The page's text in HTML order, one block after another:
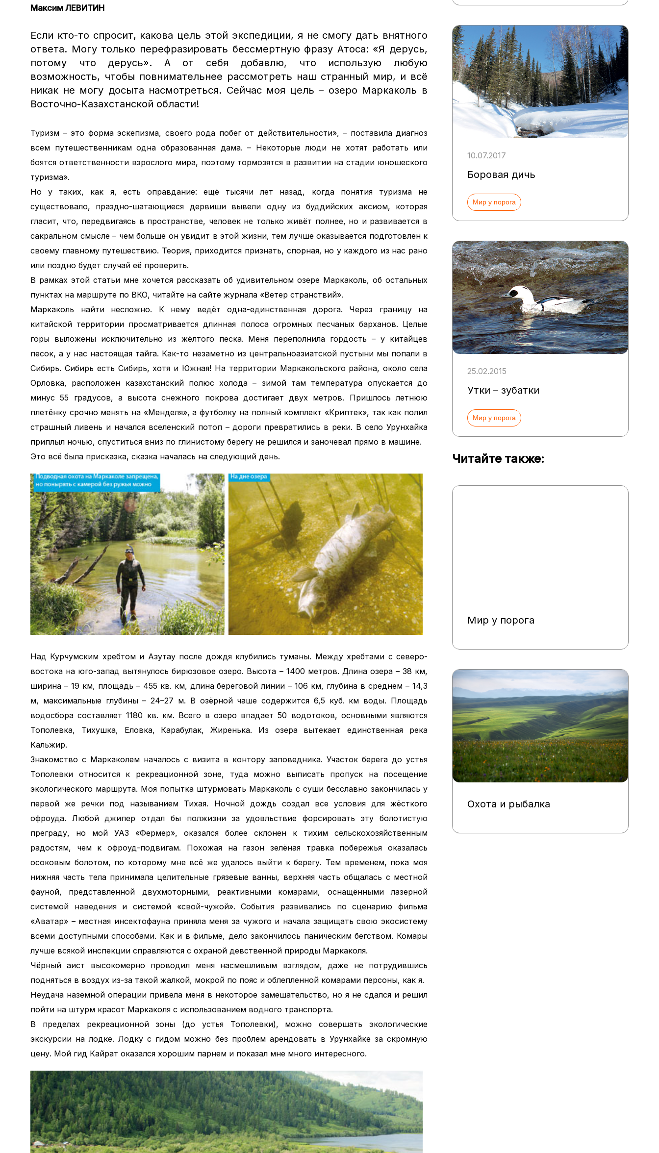
Максим ЛЕВИТИН
Если кто-то спросит, какова цель этой экспедиции, я не смогу дать внятного
ответа. Могу только перефразировать бессмертную фразу Атоса: «Я дерусь,
потому что дерусь». А от себя добавлю, что использую любую
возможность, чтобы повнимательнее рассмотреть наш странный мир, и всё
никак не могу досыта насмотреться. Сейчас моя цель – озеро Маркаколь в
Восточно-Казахстанской области!
Туризм – это форма эскепизма, своего рода побег от действительности», – поставила диагноз
всем путешественникам одна образованная дама. – Некоторые люди не хотят работать или
боятся ответственности взрослого мира, поэтому тормозятся в развитии на стадии юношеского
туризма».
Но у таких, как я, есть оправдание: ещё тысячи лет назад, когда понятия туризма не
существовало, праздно-шатающиеся дервиши вывели одну из буддийских аксиом, которая
гласит, что, передвигаясь в пространстве, человек не только живёт полнее, но и развивается в
сакральном смысле – чем больше он увидит в этой жизни, тем лучше оказывается подготовлен к
своему главному путешествию. Теория, приходится признать, спорная, но у каждого из нас рано
или поздно будет случай её проверить.
В рамках этой статьи мне хочется рассказать об удивительном озере Маркаколь, об остальных
пунктах на маршруте по ВКО, читайте на сайте журнала «Ветер странствий».
Маркаколь найти несложно. К нему ведёт одна-единственная дорога. Через границу на
китайской территории просматривается длинная полоса огромных песчаных барханов. Целые
горы выложены исключительно из жёлтого песка. Меня переполнила гордость – у китайцев
песок, а у нас настоящая тайга. Как-то незаметно из центральноазиатской пустыни мы попали в
Сибирь. Сибирь есть Сибирь, хотя и Южная! На территории Маркакольского района, около села
Орловка, расположен казахстанский полюс холода – зимой там температура опускается до
минус 55 градусов, а высота снежного покрова достигает двух метров. Пришлось летнюю
плетёнку срочно менять на «Менделя», а футболку на полный комплект «Криптек», так как полил
страшный ливень и начался вселенский потоп – дороги превратились в реки. В село Урунхайка
приплыл ночью, спуститься вниз по глинистому берегу не решился и заночевал прямо в машине.
Это всё была присказка, сказка началась на следующий день.
Над Курчумским хребтом и Азутау после дождя клубились туманы. Между хребтами с северо-
востока на юго-запад вытянулось бирюзовое озеро. Высота – 1400 метров. Длина озера – 38 км,
ширина – 19 км, площадь – 455 кв. км, длина береговой линии – 106 км, глубина в среднем – 14,3
м, максимальные глубины – 24–27 м. В озёрной чаше содержится 6,5 куб. км воды. Площадь
водосбора составляет 1180 кв. км. Всего в озеро впадает 50 водотоков, основными являются
Тополевка, Тихушка, Еловка, Карабулак, Жиренька. Из озера вытекает единственная река
Кальжир.
Знакомство с Маркаколем началось с визита в контору заповедника. Участок берега до устья
Тополевки относится к рекреационной зоне, туда можно выписать пропуск на посещение
экологического маршрута. Моя попытка штурмовать Маркаколь с суши бесславно закончилась у
первой же речки под называнием Тихая. Ночной дождь создал все условия для жёсткого
офроуда. Любой джипер отдал бы полжизни за удовльствие форсировать эту болотистую
преграду, но мой УАЗ «Фермер», оказался более склонен к тихим сельскохозяйственным
радостям, чем к офроуд-подвигам. Похожая на газон зелёная травка побережья оказалась
осоковым болотом, по которому мне всё же удалось выйти к берегу. Тем временем, пока моя
нижняя часть тела принимала целительные грязевые ванны, верхняя часть общалась с местной
фауной, представленной двухмоторными, реактивными комарами, оснащёнными лазерной
системой наведения и системой «свой-чужой». События развивались по сценарию фильма
«Аватар» – местная инсектофауна приняла меня за чужого и начала защищать свою экосистему
всеми доступными способами. Как и в фильме, дело закончилось паническим бегством. Комары
лучше всякой инспекции справляются с охраной девственной природы Маркаколя.
Чёрный аист высокомерно проводил меня насмешливым взглядом, даже не потрудившись
подняться в воздух из-за такой жалкой, мокрой по пояс и облепленной комарами персоны, как я.
Неудача наземной операции привела меня в некоторое замешательство, но я не сдался и решил
пойти на штурм красот Маркаколя с использованием водного транспорта.
В пределах рекреационной зоны (до устья Тополевки), можно совершать экологические
экскурсии на лодке. Лодку с гидом можно без проблем арендовать в Урунхайке за скромную
цену. Мой гид Кайрат оказался хорошим парнем и показал мне много интересного.
10.07.2017
Боровая дичь
Мир у порога
25.02.2015
Утки – зубатки
Мир у порога
Читайте также:
Мир у порога
Охота и рыбалка